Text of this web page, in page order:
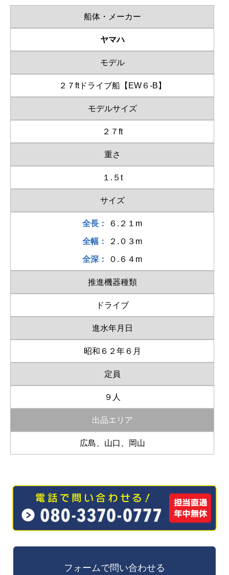
船体・メーカー
ヤマハ
モデル
２７ftドライブ船【EW６-B】
モデルサイズ
２７ft
重さ
１.５t
サイズ
全長： ６.２１m
全幅： ２.０３m
全深： ０.６４m
推進機器種類
ドライブ
進水年月日
昭和６２年６月
定員
９人
出品エリア
広島、山口、岡山